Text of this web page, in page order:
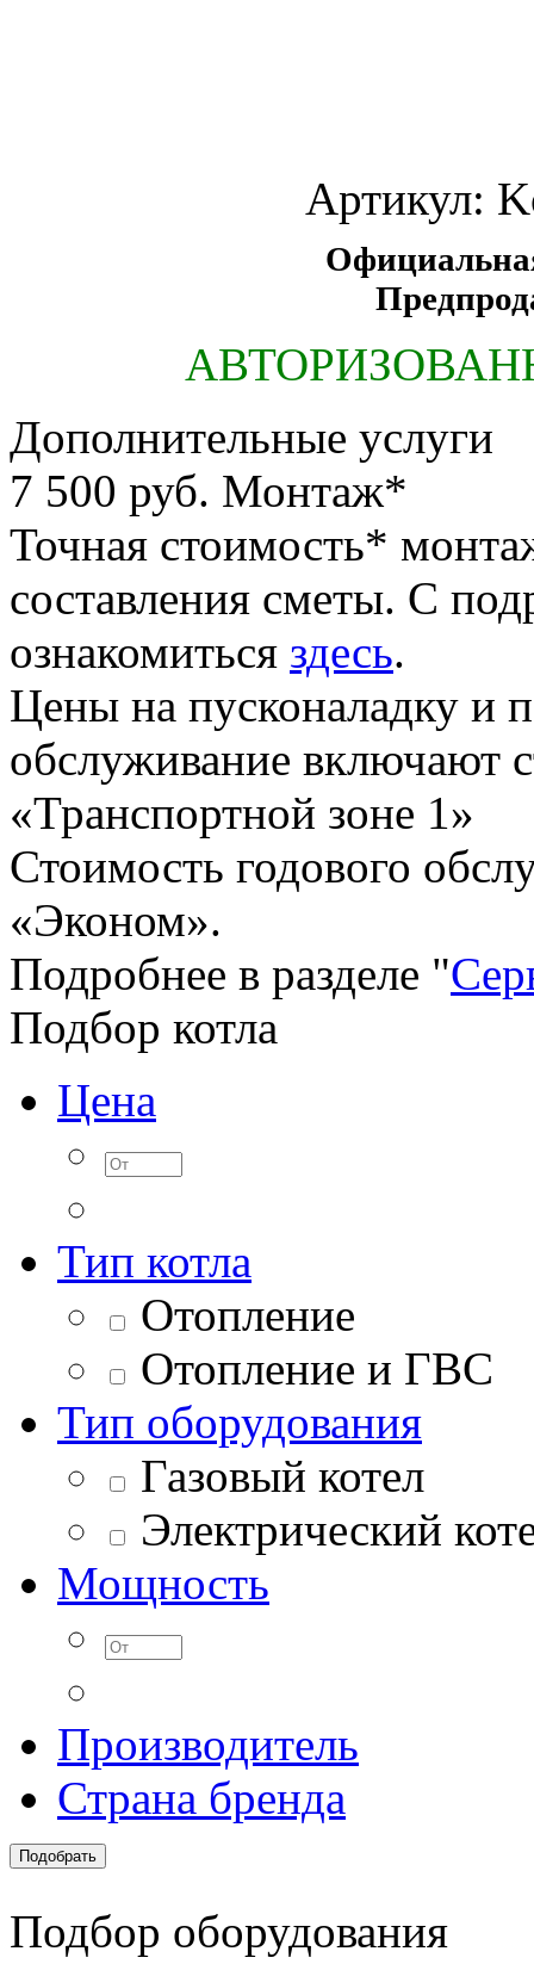
Артикул:
Дополнительные услуги
7 500 руб. Монтаж*
Точная стоимость*
составления сметы. С
ознакомиться здесь.
Цены на пусконаладку и
обслуживание включают
«Транспортной зоне 1»
Стоимость годового
«Эконом».
Подробнее в разделе "
Подбор котла
Цена
Тип котла
Отопление
Отопление и ГВС
Тип оборудования
Газовый котел
Электрический
Мощность
Производитель
Страна бренда
Подбор оборудования